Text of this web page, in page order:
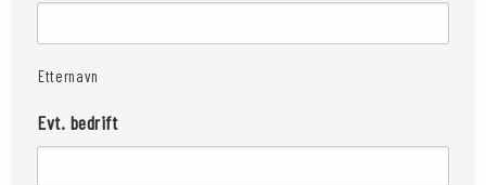
Etternavn
Evt. bedrift